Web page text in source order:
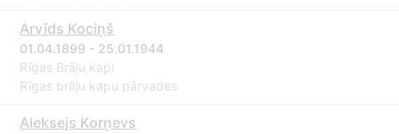
Arvīds Kociņš
01.04.1899 - 25.01.1944
Rīgas Brāļu kapi
Rīgas brāļu kapu pārvades
Aleksejs Korņevs